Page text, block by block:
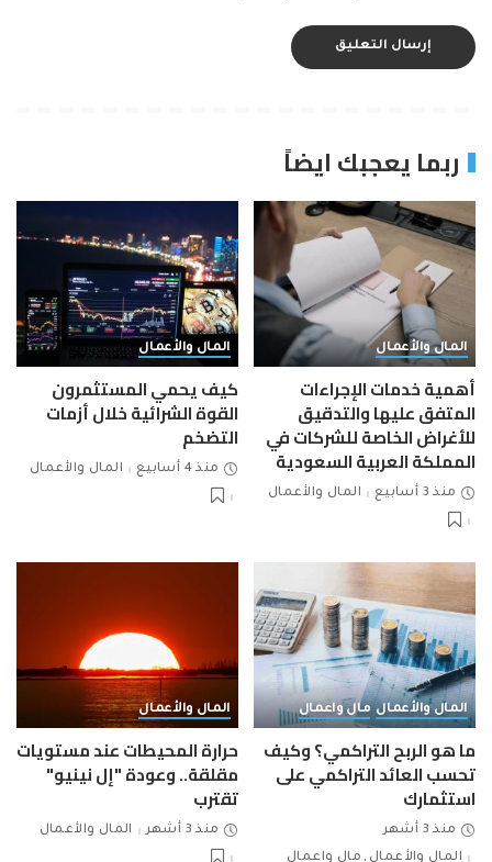
ربما يعجبك ايضاً
المال والأعمال
أهمية خدمات الإجراءات
المتفق عليها والتدقيق
للأغراض الخاصة للشركات في
المملكة العربية السعودية
منذ 3 أسابيع المال والأعمال
المال والأعمال
كيف يحمي المستثمرون
القوة الشرائية خلال أزمات
التضخم
منذ 4 أسابيع المال والأعمال
المال والأعمال مال واعمال
ما هو الربح التراكمي؟ وكيف
تحسب العائد التراكمي على
استثمارك
منذ 3 أشهر
المال والأعمال
مال واعمال
المال والأعمال
حرارة المحيطات عند مستويات
مقلقة.. وعودة "إل نينيو"
تقترب
منذ 3 أشهر المال والأعمال